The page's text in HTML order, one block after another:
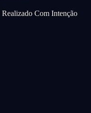
Realizado Com Intenção